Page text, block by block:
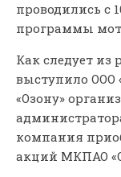
проводились с
программы
Как следует из
выступило ООО
«Озону»
компания
акций МКПАО